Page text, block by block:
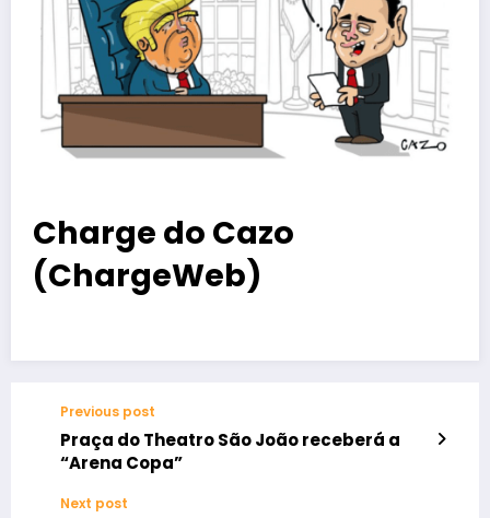
Charge do Cazo
(ChargeWeb)
Previous post
Praça do Theatro São João receberá a
“Arena Copa”
Next post